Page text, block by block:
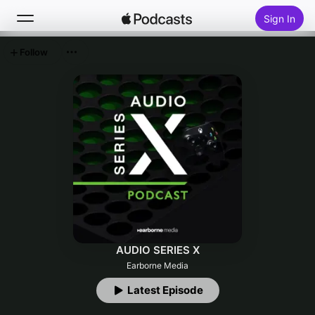
Sign In
Top Charts
AUDIO SERIES X
Earborne Media
Latest Episode
Follow